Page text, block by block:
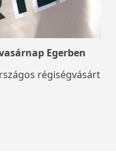
Egerben
régiségvásárt